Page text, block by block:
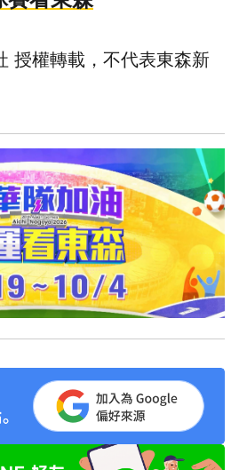
授權轉載，不代表東森新